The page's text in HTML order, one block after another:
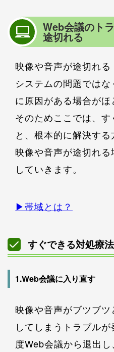
Web会議のト
途切れる
映像や音声が途切れ
システムの問題では
に原因がある場合がほ
そのためここでは、
と、根本的に解決する
映像や音声が途切れ
していきます。
▶︎帯域とは？
すぐできる対処療法
1.Web会議に入り直す
映像や音声がブツブ
してしまうトラブル
度Web会議から退出